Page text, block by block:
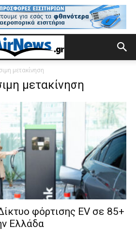
μετακίνηση
μετακίνηση
φόρτισης EV σε 85+
Ελλάδα